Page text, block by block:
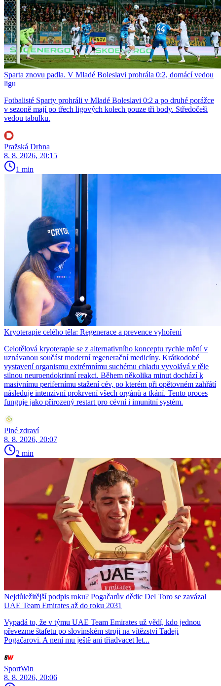
Sparta znovu padla. V Mladé Boleslavi prohrála 0:2, domácí vedou
ligu
Fotbalisté Sparty prohráli v Mladé Boleslavi 0:2 a po druhé porážce
v sezoně mají po třech ligových kolech pouze tři body. Středočeši
vedou tabulku.
Pražská Drbna
8. 8. 2026, 20:15
1 min
Kryoterapie celého těla: Regenerace a prevence vyhoření
Celotělová kryoterapie se z alternativního konceptu rychle mění v
uznávanou součást moderní regenerační medicíny. Krátkodobé
vystavení organismu extrémnímu suchému chladu vyvolává v těle
silnou neuroendokrinní reakci. Během několika minut dochází k
masivnímu perifernímu stažení cév, po kterém při opětovném zahřátí
následuje intenzivní prokrvení všech orgánů a tkání. Tento proces
funguje jako přirozený restart pro cévní i imunitní systém.
Plné zdraví
8. 8. 2026, 20:07
2 min
Nejdůležitější podpis roku? Pogačarův dědic Del Toro se zavázal
UAE Team Emirates až do roku 2031
Vypadá to, že v týmu UAE Team Emirates už vědí, kdo jednou
převezme štafetu po slovinském stroji na vítězství Tadeji
Pogačarovi. A není mu ještě ani třiadvacet let...
SportWin
8. 8. 2026, 20:06